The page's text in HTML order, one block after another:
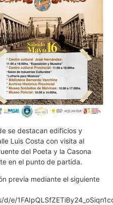
se destacan edificios y
Luis Costa con visita al
del Poeta y la Casona
en el punto de partida.
previa mediante el siguiente
e/